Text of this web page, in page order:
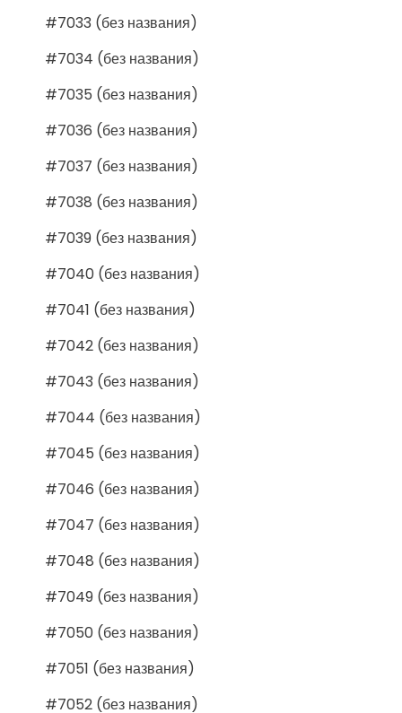
#7033 (без названия)
#7034 (без названия)
#7035 (без названия)
#7036 (без названия)
#7037 (без названия)
#7038 (без названия)
#7039 (без названия)
#7040 (без названия)
#7041 (без названия)
#7042 (без названия)
#7043 (без названия)
#7044 (без названия)
#7045 (без названия)
#7046 (без названия)
#7047 (без названия)
#7048 (без названия)
#7049 (без названия)
#7050 (без названия)
#7051 (без названия)
#7052 (без названия)